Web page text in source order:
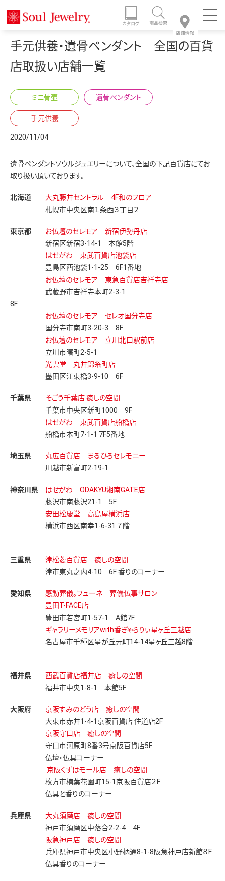
手元供養・遺骨ペンダント 全国の百貨
店取扱い店舗一覧
ミニ骨壷 遺骨ペンダント
手元供養
2020/11/04
遺骨ペンダントソウルジュエリーについて、全国の下記百貨店にてお
取り扱い頂いております。
北海道
大丸藤井セントラル 4F和のフロア
札幌市中央区南１条西３丁目２
東京都
お仏壇のセレモア 新宿伊勢丹店
新宿区新宿3-14-1 本館5階
はせがわ 東武百貨店池袋店
豊島区西池袋1-1-25 6F1番地
お仏壇のセレモア 東急百貨店吉祥寺店
武蔵野市吉祥寺本町2-3-1
お仏壇のセレモア セレオ国分寺店
国分寺市南町3-20-3 8F
お仏壇のセレモア 立川北口駅前店
立川市曙町2-5-1
光雲堂 丸井錦糸町店
墨田区江東橋3-9-10 6F
千葉県
そごう千葉店 癒しの空間
千葉市中央区新町1000 9F
はせがわ 東武百貨店船橋店
船橋市本町7-1-1 7F5番地
埼玉県
丸広百貨店 まるひろセレモニー
川越市新富町2-19-1
神奈川県
はせがわ ODAKYU湘南GATE店
藤沢市南藤沢21-1 5F
安田松慶堂 高島屋横浜店
横浜市西区南幸1-6-31 ７階
三重県
津松菱百貨店 癒しの空間
津市東丸之内4-10 6F 香りのコーナー
愛知県 感動葬儀。フューネ 葬儀仏事サロン
豊田T-FACE店
豊田市若宮町1-57-1 A館7F
ギャラリーメモリアwith香ぎゃらりぃ星ヶ丘三越店
名古屋市千種区星が丘元町14-14星ヶ丘三越8階
福井県
西武百貨店福井店 癒しの空間
福井市中央1-8-1 本館5F
大阪府
京阪すみのどう店 癒しの空間
大東市赤井1-4-1京阪百貨店 住道店2F
京阪守口店 癒しの空間
守口市河原町8番3号京阪百貨店5F
仏壇・仏具コーナー
京阪くずはモール店 癒しの空間
枚方市楠葉花園町15-1京阪百貨店２F
仏具と香りのコーナー
兵庫県
大丸須磨店 癒しの空間
神戸市須磨区中落合2-2-4 4F
阪急神戸店 癒しの空間
兵庫県神戸市中央区小野柄通8-1-8阪急神戸店新館８F
仏具香りのコーナー